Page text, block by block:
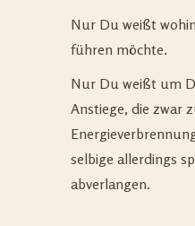
Nur Du weißt
führen möchte.
Nur Du weißt um
Anstiege, die zwar
selbige allerdings
abverlangen.